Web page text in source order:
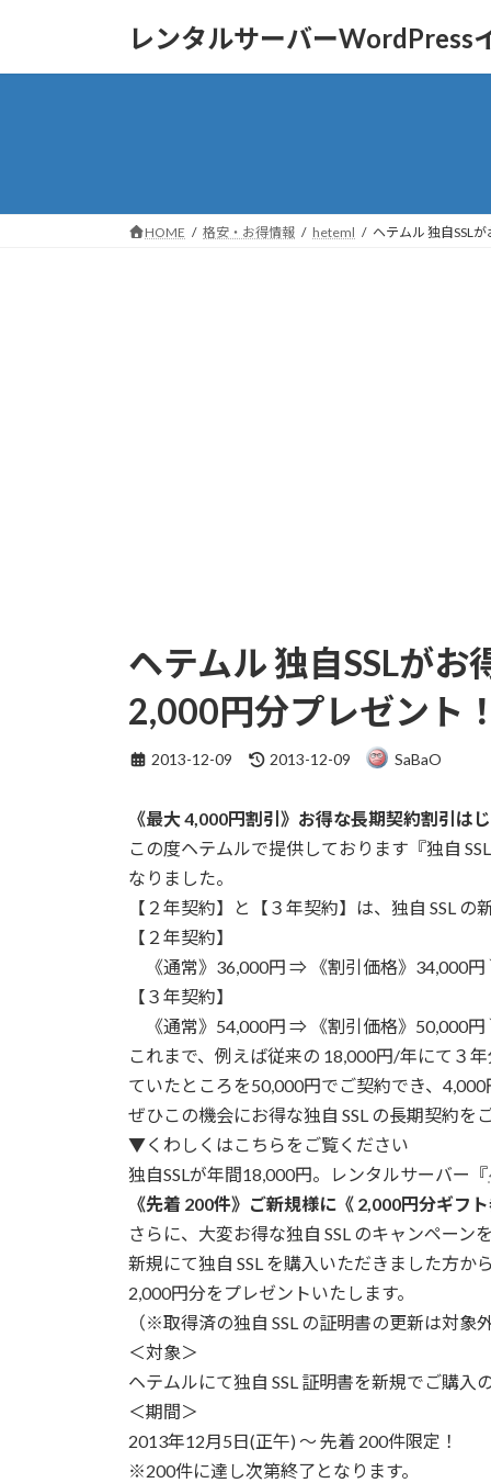
レンタルサーバーWordPress
HOME 格安・お得情報 heteml ヘテムル 独自SSL
ヘテムル 独自SSLが
2,000円分プレゼント！
2013-12-09
最
新
日
2013-12-09 SaBaO
《最大 4,000円割引》お得な長期契約割引は
この度ヘテムルで提供しております『独自
なりました。
【２年契約】と【３年契約】は、独自 SSL
【２年契約】
《通常》36,000円 ⇒ 《割引価格》34,000円
【３年契約】
《通常》54,000円 ⇒ 《割引価格》50,000円
これまで、例えば従来の 18,000円/年にて３
ていたところを50,000円でご契約でき、4,000
ぜひこの機会にお得な独自 SSL の長期契約を
▼くわしくはこちらをご覧ください
独自SSLが年間18,000円。レンタルサーバー『
《先着 200件》ご新規様に《 2,000円分ギフ
さらに、大変お得な独自 SSL のキャンペーン
新規にて独自 SSL を購入いただきました方
2,000円分をプレゼントいたします。
（※取得済の独自 SSL の証明書の更新は対象
＜対象＞
ヘテムルにて独自 SSL 証明書を新規でご購入
＜期間＞
2013年12月5日(正午) ～ 先着 200件限定！
※200件に達し次第終了となります。